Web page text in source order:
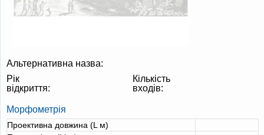
Альтернативна назва:
Рік
відкриття:
Кількість
входів:
Морфометрія
Проективна довжина (L м)